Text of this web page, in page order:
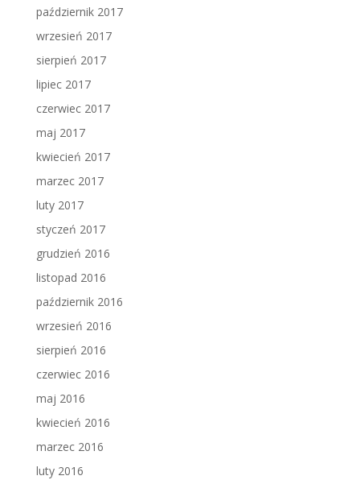
październik 2017
wrzesień 2017
sierpień 2017
lipiec 2017
czerwiec 2017
maj 2017
kwiecień 2017
marzec 2017
luty 2017
styczeń 2017
grudzień 2016
listopad 2016
październik 2016
wrzesień 2016
sierpień 2016
czerwiec 2016
maj 2016
kwiecień 2016
marzec 2016
luty 2016